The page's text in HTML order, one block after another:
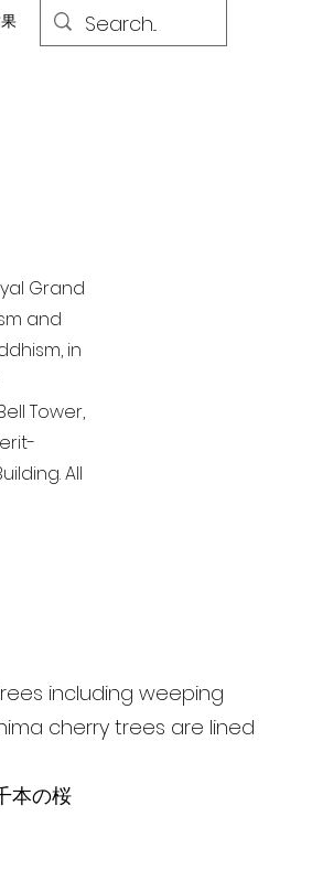
Grand
and
in
Tower,
All
including weeping
cherry trees are lined
本の桜